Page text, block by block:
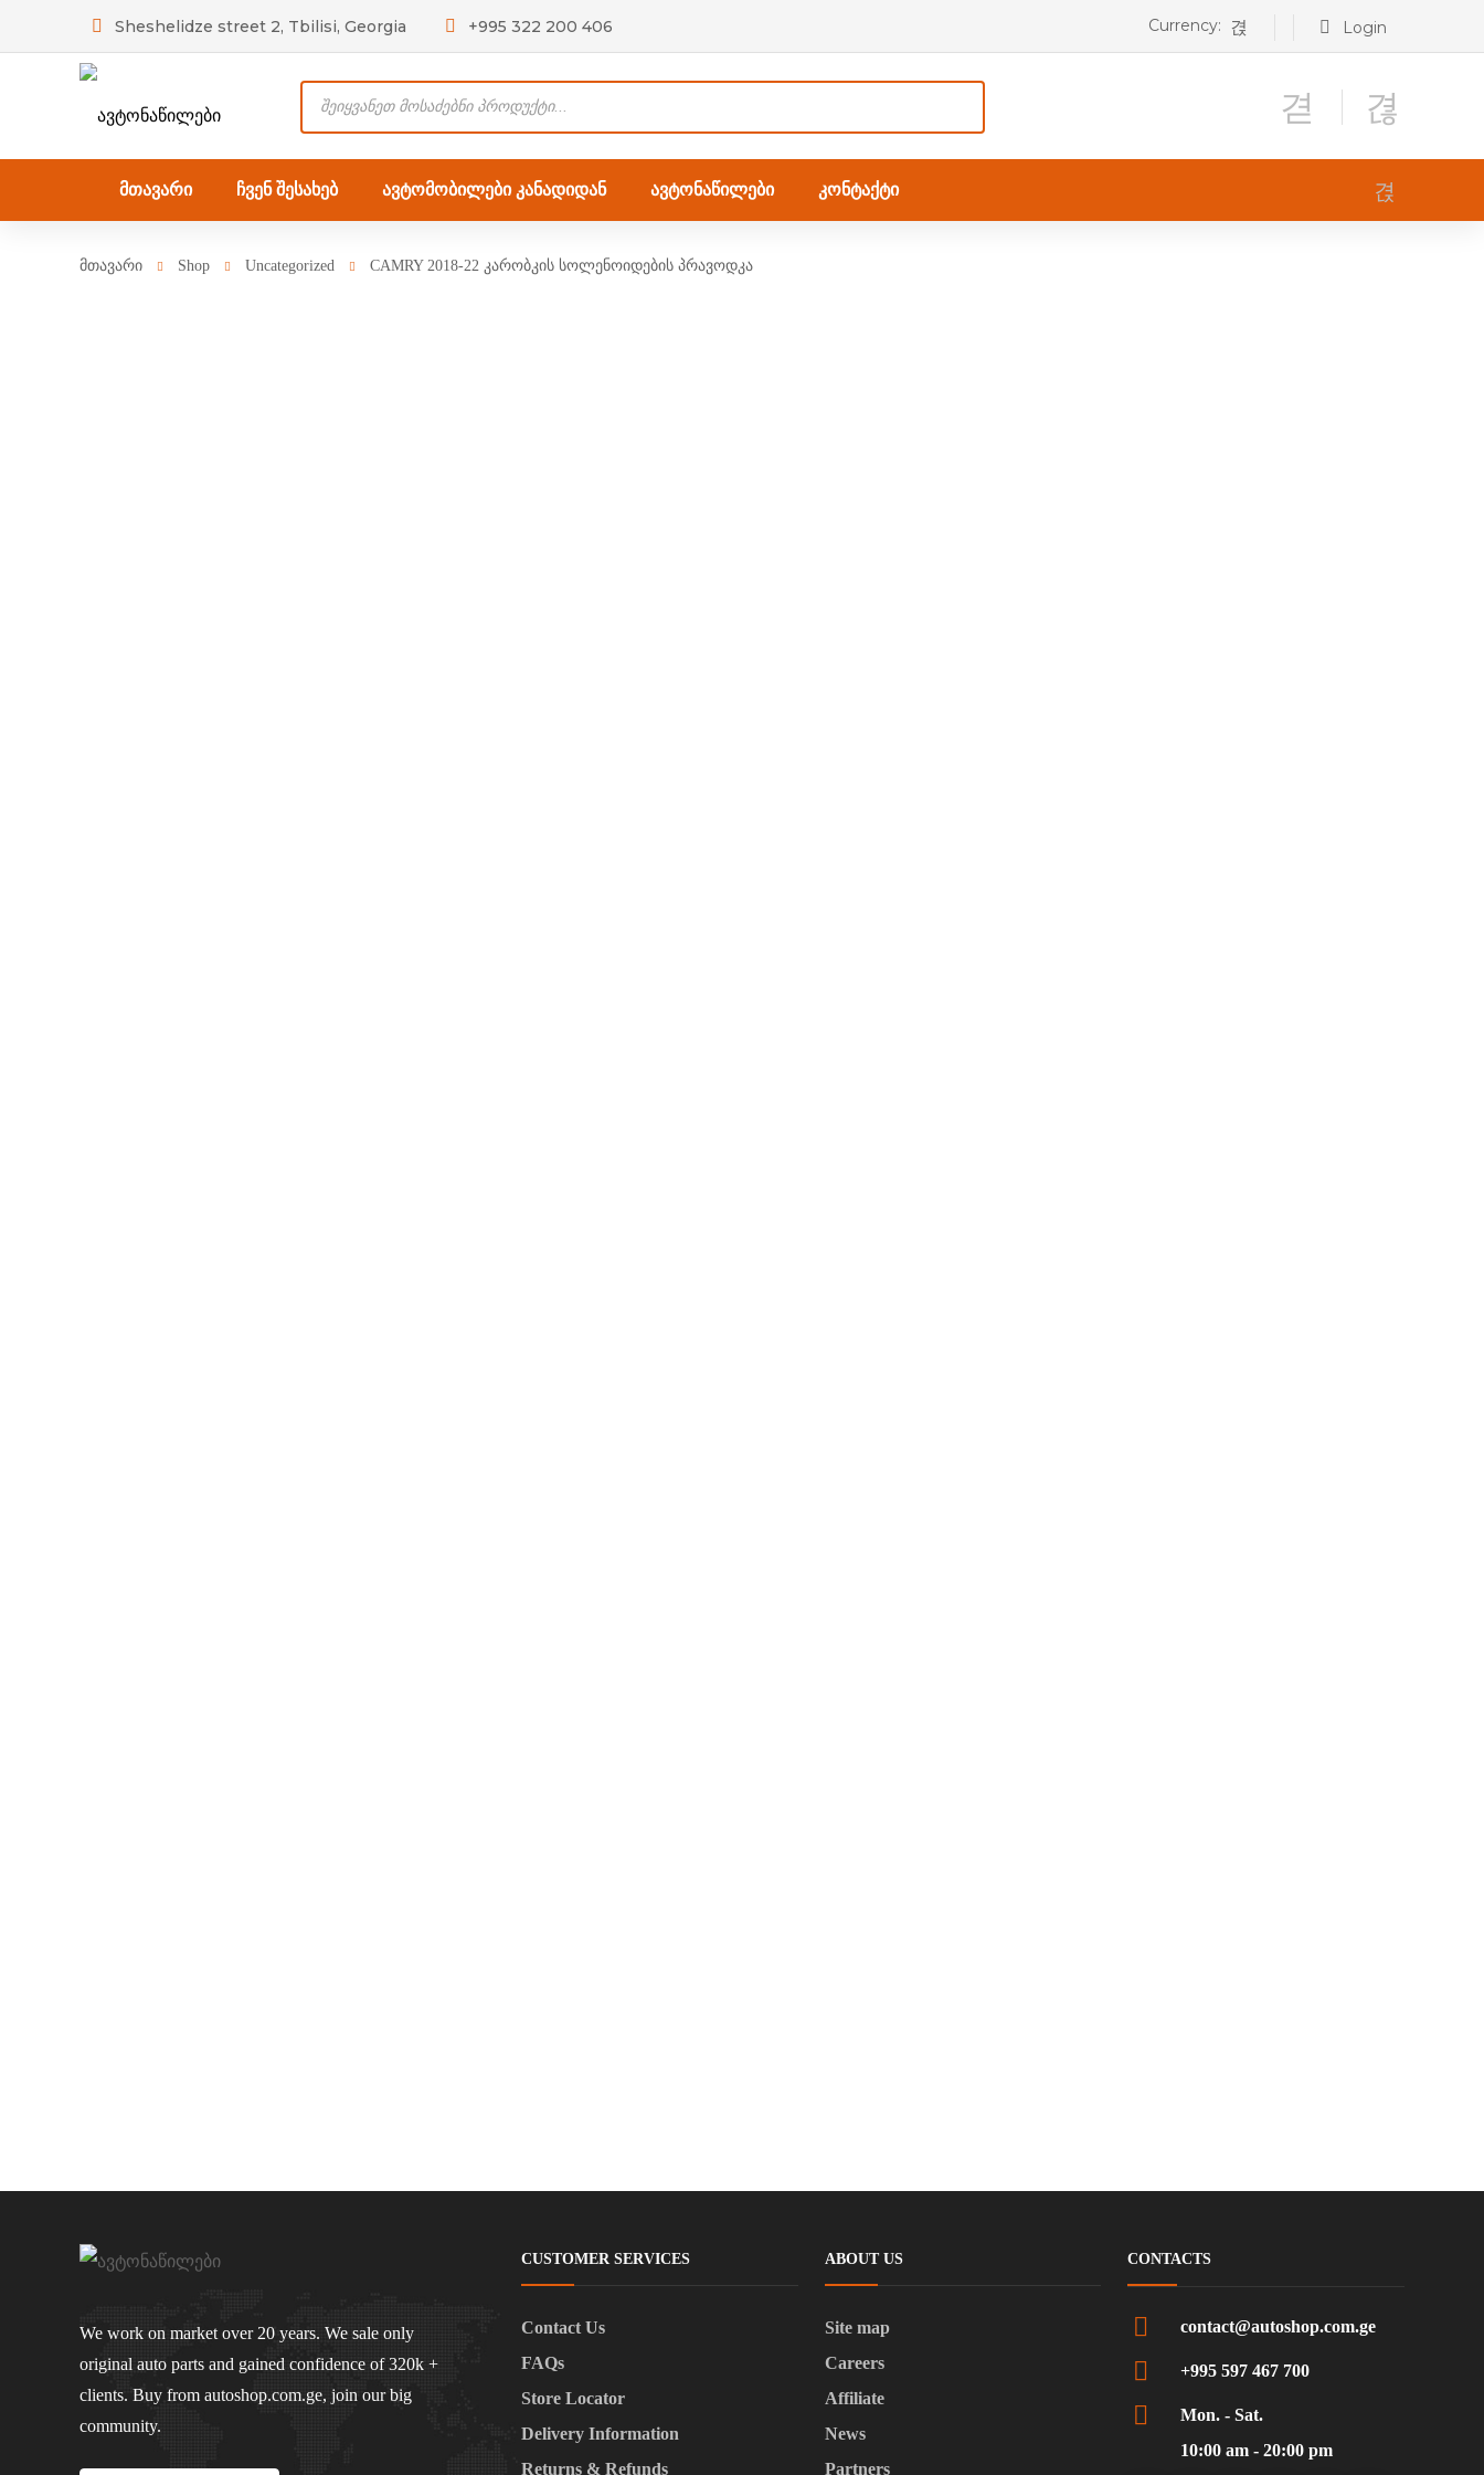
Sheshelidze street 2, Tbilisi, Georgia +995 322 200 406 Login
Currency:
Products
search
მთავარი ჩვენ შესახებ ავტომობილები კანადიდან ავტონაწილები კონტაქტი
მთავარი Shop Uncategorized CAMRY 2018-22 კარობკის სოლენოიდების პრავოდკა
We work on market over 20 years. We sale only
original auto parts and gained confidence of 320k +
clients. Buy from autoshop.com.ge, join our big
community.
CUSTOMER SERVICES
Contact Us
FAQs
Store Locator
Delivery Information
Returns & Refunds
ABOUT US
Site map
Careers
Affiliate
News
Partners
CONTACTS
contact@autoshop.com.ge
+995 597 467 700
Mon. - Sat.
10:00 am - 20:00 pm